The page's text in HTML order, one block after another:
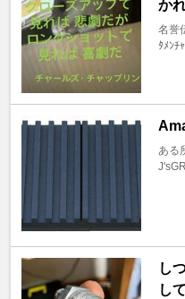
か
名誉
ﾀﾒﾝﾁ
ある
し
し